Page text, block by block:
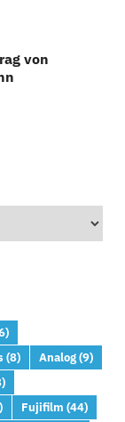
von
(8) Analog(9)
Fujifilm (44)